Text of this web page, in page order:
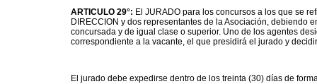
ARTICULO 29°: El JURADO para los concursos a los que se
DIRECCION y dos representantes de la Asociación, debiendo
concursada y de igual clase o superior. Uno de los agentes
correspondiente a la vacante, el que presidirá el jurado y
El jurado debe expedirse dentro de los treinta (30) días de